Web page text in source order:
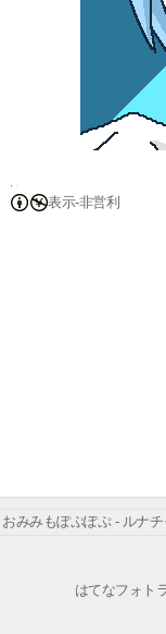
表示-非営利
おみみもぽぷぽぷ - ルナ
はてなフォト